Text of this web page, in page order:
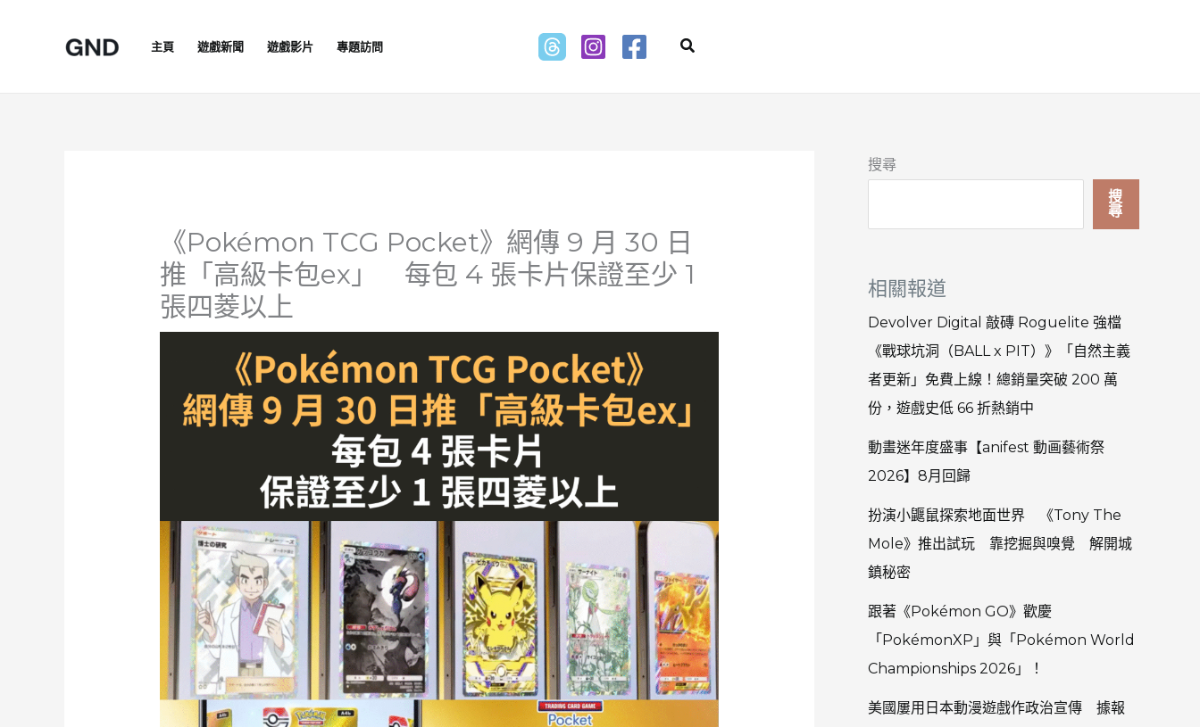
主頁 遊戲新聞 遊戲影片 專題訪問 Search
《Pokémon TCG Pocket》網傳 9 月 30 日
推「高級卡包ex」 每包 4 張卡片保證至少 1
張四菱以上
搜尋
搜
尋
相關報道
Devolver Digital 敲磚 Roguelite 強檔
《戰球坑洞（BALL x PIT）》「自然主義
者更新」免費上線！總銷量突破 200 萬
份，遊戲史低 66 折熱銷中
動畫迷年度盛事【anifest 動画藝術祭
2026】8月回歸
扮演小鼴鼠探索地面世界 《Tony The
Mole》推出試玩 靠挖掘與嗅覺 解開城
鎮秘密
跟著《Pokémon GO》歡慶
「PokémonXP」與「Pokémon World
Championships 2026」！
美國屢用日本動漫遊戲作政治宣傳 據報